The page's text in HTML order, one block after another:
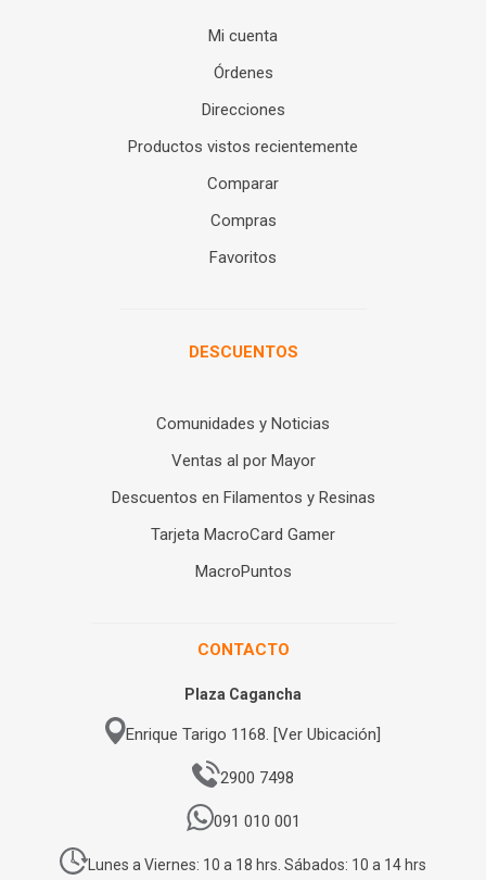
Mi cuenta
Órdenes
Direcciones
Productos vistos recientemente
Comparar
Compras
Favoritos
DESCUENTOS
Comunidades y Noticias
Ventas al por Mayor
Descuentos en Filamentos y Resinas
Tarjeta MacroCard Gamer
MacroPuntos
CONTACTO
Plaza Cagancha
Enrique Tarigo 1168. [Ver Ubicación]
2900 7498
091 010 001
Lunes a Viernes: 10 a 18 hrs. Sábados: 10 a 14 hrs